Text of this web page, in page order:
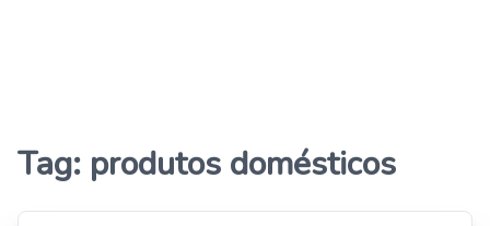
Tag: produtos domésticos